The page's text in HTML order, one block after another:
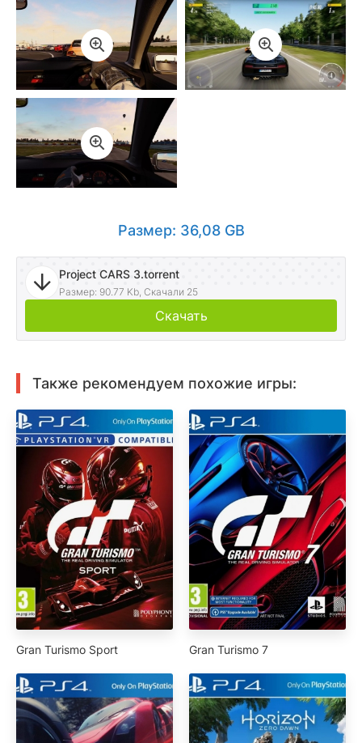
Размер: 36,08 GB
Project CARS 3.torrent
Размер: 90.77 Kb, Скачали 25
Скачать
Также рекомендуем похожие игры:
Gran Turismo Sport Gran Turismo 7